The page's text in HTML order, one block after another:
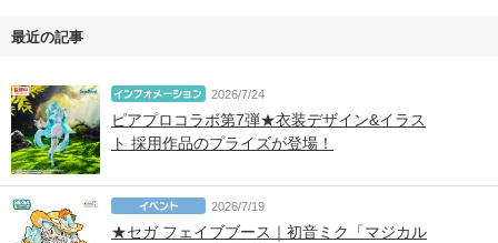
最近の記事
2026/7/24
ピアプロコラボ第7弾★衣装デザイン&イラス
ト 採用作品のプライズが登場！
2026/7/19
★セガ フェイブブース｜初音ミク「マジカル